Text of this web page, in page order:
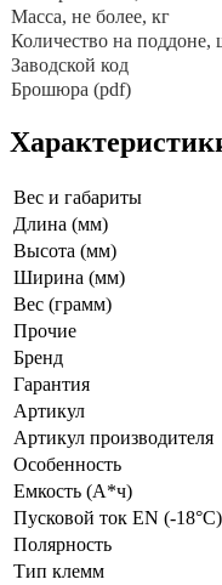
Масса, не более, кг
Количество на поддоне,
Заводской код
Брошюра (pdf)
Вес и габариты
Длина (мм)
Высота (мм)
Ширина (мм)
Вес (грамм)
Прочие
Бренд
Гарантия
Артикул
Артикул производителя
Особенность
Емкость (А*ч)
Пусковой ток EN (-18°C)
Полярность
Тип клемм